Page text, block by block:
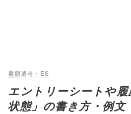
書類選考・ES
エントリーシートや
状態」の書き方・例文